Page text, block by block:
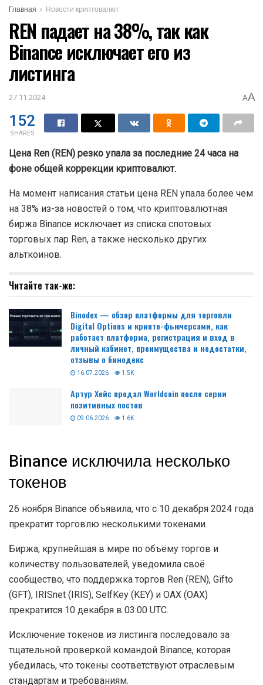
Главная Новости криптовалют
REN падает на 38%, так как
Binance исключает его из
листинга
27.11.2024 AA
152
SHARES
Цена Ren (REN) резко упала за последние 24 часа на
фоне общей коррекции криптовалют.
На момент написания статьи цена REN упала более чем
на 38% из-за новостей о том, что криптовалютная
биржа Binance исключает из списка спотовых
торговых пар Ren, а также несколько других
альткоинов.
Читайте так-же:
Binodex — обзор платформы для торговли
Digital Options и крипто-фьючерсами, как
работает платформа, регистрация и вход в
личный кабинет, преимущества и недостатки,
отзывы о бинодекс
16.07.2026 1.5K
Артур Хейс продал Worldcoin после серии
позитивных постов
09.06.2026 1.6K
Binance исключила несколько
токенов
26 ноября Binance объявила, что с 10 декабря 2024 года
прекратит торговлю несколькими токенами.
Биржа, крупнейшая в мире по объёму торгов и
количеству пользователей, уведомила своё
сообщество, что поддержка торгов Ren (REN), Gifto
(GFT), IRISnet (IRIS), SelfKey (KEY) и OAX (OAX)
прекратится 10 декабря в 03:00 UTC.
Исключение токенов из листинга последовало за
тщательной проверкой командой Binance, которая
убедилась, что токены соответствуют отраслевым
стандартам и требованиям.